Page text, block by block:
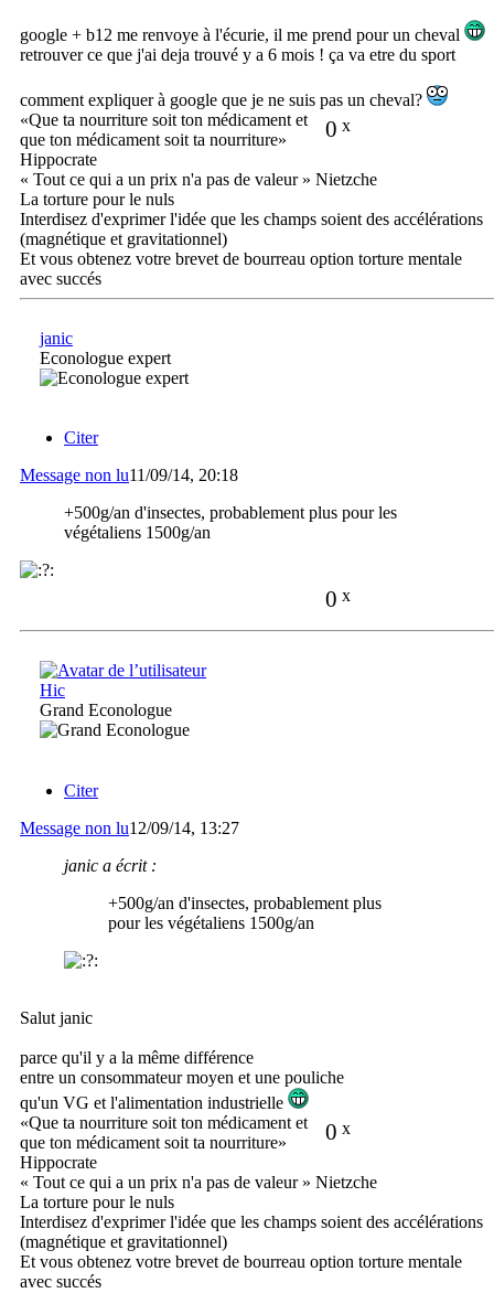
google + b12 me renvoye à l'écurie, il me prend pour un cheval
retrouver ce que j'ai deja trouvé y a 6 mois ! ça va etre du sport
comment expliquer à google que je ne suis pas un cheval?
0 x
«Que ta nourriture soit ton médicament et
que ton médicament soit ta nourriture»
Hippocrate
« Tout ce qui a un prix n'a pas de valeur » Nietzche
La torture pour le nuls
Interdisez d'exprimer l'idée que les champs soient des accélérations
(magnétique et gravitationnel)
Et vous obtenez votre brevet de bourreau option torture mentale
avec succés
janic
Econologue expert
Citer
Message non lu11/09/14, 20:18
+500g/an d'insectes, probablement plus pour les
végétaliens 1500g/an
0 x
Hic
Grand Econologue
Citer
Message non lu12/09/14, 13:27
janic a écrit :
+500g/an d'insectes, probablement plus
pour les végétaliens 1500g/an
Salut janic
parce qu'il y a la même différence
entre un consommateur moyen et une pouliche
qu'un VG et l'alimentation industrielle
0 x
«Que ta nourriture soit ton médicament et
que ton médicament soit ta nourriture»
Hippocrate
« Tout ce qui a un prix n'a pas de valeur » Nietzche
La torture pour le nuls
Interdisez d'exprimer l'idée que les champs soient des accélérations
(magnétique et gravitationnel)
Et vous obtenez votre brevet de bourreau option torture mentale
avec succés